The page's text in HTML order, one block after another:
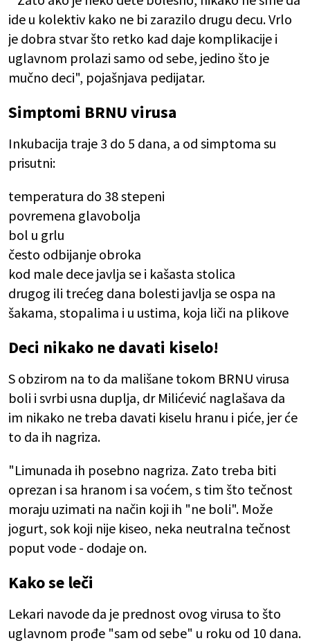
ide u kolektiv kako ne bi zarazilo drugu decu. Vrlo
je dobra stvar što retko kad daje komplikacije i
uglavnom prolazi samo od sebe, jedino što je
mučno deci", pojašnjava pedijatar.
Simptomi BRNU virusa
Inkubacija traje 3 do 5 dana, a od simptoma su
prisutni:
temperatura do 38 stepeni
povremena glavobolja
bol u grlu
često odbijanje obroka
kod male dece javlja se i kašasta stolica
drugog ili trećeg dana bolesti javlja se ospa na
šakama, stopalima i u ustima, koja liči na plikove
Deci nikako ne davati kiselo!
S obzirom na to da mališane tokom BRNU virusa
boli i svrbi usna duplja, dr Milićević naglašava da
im nikako ne treba davati kiselu hranu i piće, jer će
to da ih nagriza.
"Limunada ih posebno nagriza. Zato treba biti
oprezan i sa hranom i sa voćem, s tim što tečnost
moraju uzimati na način koji ih "ne boli". Može
jogurt, sok koji nije kiseo, neka neutralna tečnost
poput vode - dodaje on.
Kako se leči
Lekari navode da je prednost ovog virusa to što
uglavnom prođe "sam od sebe" u roku od 10 dana.